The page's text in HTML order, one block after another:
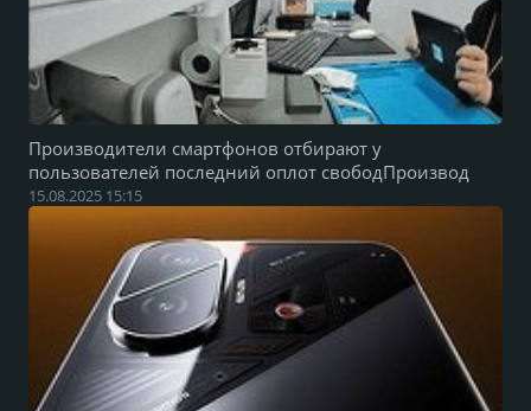
Производители смартфонов отбирают у
пользователей последний оплот свободПроизвод
15.08.2025 15:15